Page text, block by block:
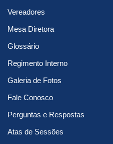
Vereadores
Mesa Diretora
Glossário
Regimento Interno
Galeria de Fotos
Fale Conosco
Perguntas e Respostas
Atas de Sessões